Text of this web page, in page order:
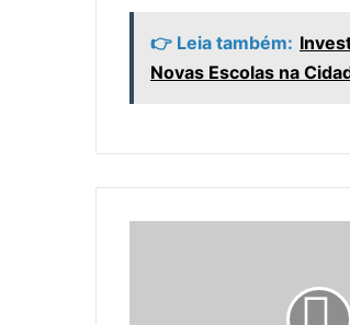
👉 Leia também:
Novas Escolas na